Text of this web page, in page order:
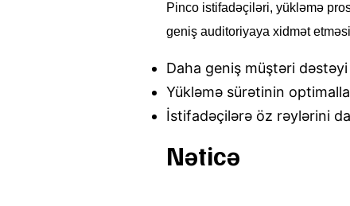
Pinco istifadəçiləri, yükləmə
geniş auditoriyaya xidmət
Daha geniş müştəri
Yükləmə sürətinin
İstifadəçilərə öz rəylərini
Nəticə